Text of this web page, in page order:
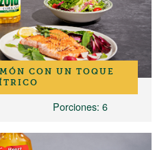
CON UN TOQUE
Porciones: 6